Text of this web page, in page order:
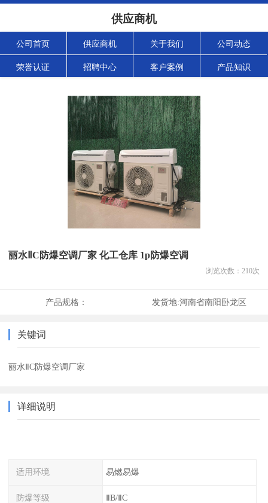
供应商机
公司首页 供应商机 关于我们 公司动态
荣誉认证 招聘中心 客户案例 产品知识
丽水ⅡC防爆空调厂家 化工仓库 1p防爆空调
浏览次数： 210次
产品规格： 发货地:河南省南阳卧龙区
关键词
丽水ⅡC防爆空调厂家
详细说明
适用环境 易燃易爆
防爆等级 ⅡB/ⅡC